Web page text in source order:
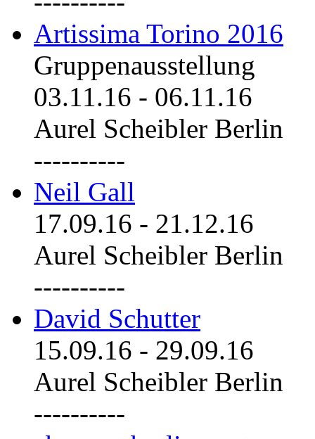
Artissima Torino 2016
Gruppenausstellung
03.11.16 - 06.11.16
Aurel Scheibler Berlin
----------
Neil Gall
17.09.16 - 21.12.16
Aurel Scheibler Berlin
----------
David Schutter
15.09.16 - 29.09.16
Aurel Scheibler Berlin
----------